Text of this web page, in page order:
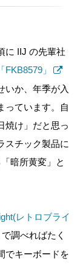
に IIJ の先輩社
」
いか、年季が入
っています。自
焼け」だと思っ
スチック製品に
暗所黄変」と
レトロブライ
調べればたく
でキーボードを